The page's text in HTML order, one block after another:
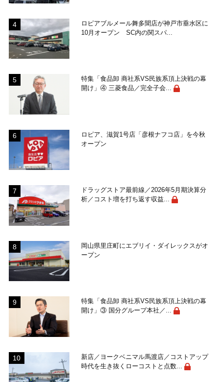
ロピアブルメール舞多聞店が神戸市垂水区に
10月オープン SC内の関スパ...
特集「食品卸 商社系VS民族系頂上決戦の幕
開け」④ 三菱食品／完全子会...
ロピア、滋賀1号店「彦根ナフコ店」を今秋
オープン
ドラッグストア最前線／2026年5月期決算分
析／コスト増を打ち返す収益...
岡山県里庄町にエブリイ・ダイレックスがオ
ープン
特集「食品卸 商社系VS民族系頂上決戦の幕
開け」③ 国分グループ本社／...
新店／ヨークベニマル馬渡店／コストアップ
時代を生き抜くローコストと点数...